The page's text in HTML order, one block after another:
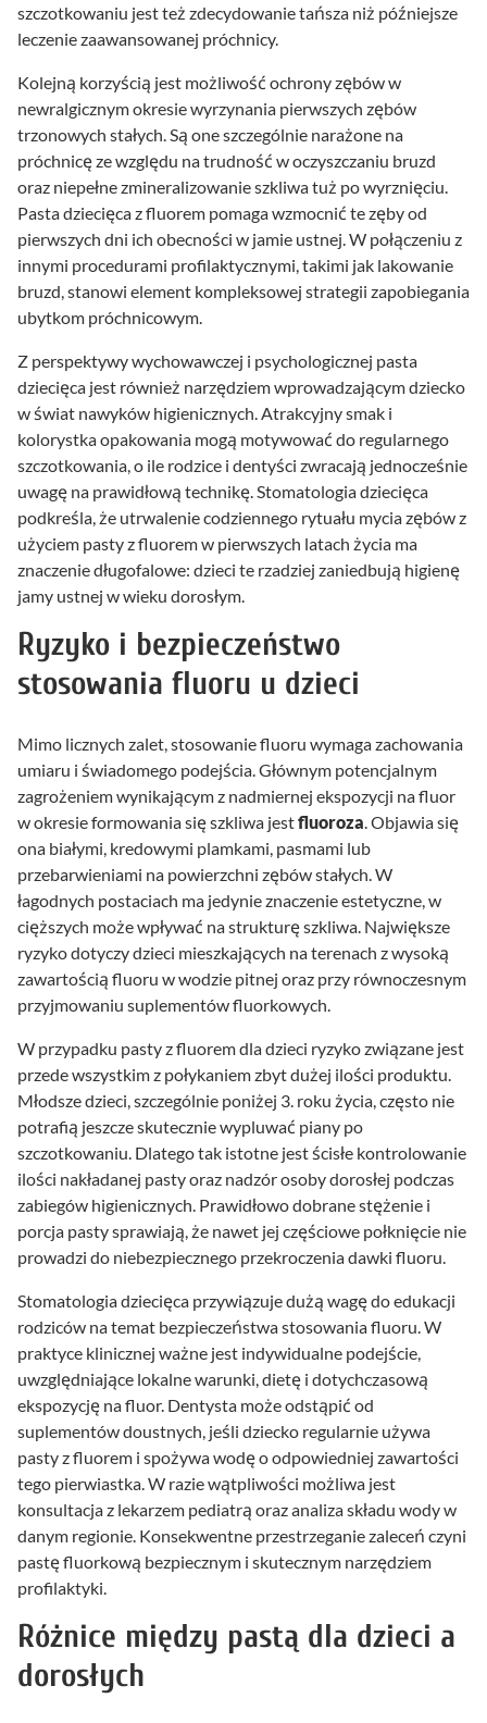
szczotkowaniu jest też zdecydowanie tańsza niż późniejsze
leczenie zaawansowanej próchnicy.
Kolejną korzyścią jest możliwość ochrony zębów w
newralgicznym okresie wyrzynania pierwszych zębów
trzonowych stałych. Są one szczególnie narażone na
próchnicę ze względu na trudność w oczyszczaniu bruzd
oraz niepełne zmineralizowanie szkliwa tuż po wyrznięciu.
Pasta dziecięca z fluorem pomaga wzmocnić te zęby od
pierwszych dni ich obecności w jamie ustnej. W połączeniu z
innymi procedurami profilaktycznymi, takimi jak lakowanie
bruzd, stanowi element kompleksowej strategii zapobiegania
ubytkom próchnicowym.
Z perspektywy wychowawczej i psychologicznej pasta
dziecięca jest również narzędziem wprowadzającym dziecko
w świat nawyków higienicznych. Atrakcyjny smak i
kolorystka opakowania mogą motywować do regularnego
szczotkowania, o ile rodzice i dentyści zwracają jednocześnie
uwagę na prawidłową technikę. Stomatologia dziecięca
podkreśla, że utrwalenie codziennego rytuału mycia zębów z
użyciem pasty z fluorem w pierwszych latach życia ma
znaczenie długofalowe: dzieci te rzadziej zaniedbują higienę
jamy ustnej w wieku dorosłym.
Ryzyko i bezpieczeństwo
stosowania fluoru u dzieci
Mimo licznych zalet, stosowanie fluoru wymaga zachowania
umiaru i świadomego podejścia. Głównym potencjalnym
zagrożeniem wynikającym z nadmiernej ekspozycji na fluor
w okresie formowania się szkliwa jestfluoroza. Objawia się
ona białymi, kredowymi plamkami, pasmami lub
przebarwieniami na powierzchni zębów stałych. W
łagodnych postaciach ma jedynie znaczenie estetyczne, w
cięższych może wpływać na strukturę szkliwa. Największe
ryzyko dotyczy dzieci mieszkających na terenach z wysoką
zawartością fluoru w wodzie pitnej oraz przy równoczesnym
przyjmowaniu suplementów fluorkowych.
W przypadku pasty z fluorem dla dzieci ryzyko związane jest
przede wszystkim z połykaniem zbyt dużej ilości produktu.
Młodsze dzieci, szczególnie poniżej 3. roku życia, często nie
potrafią jeszcze skutecznie wypluwać piany po
szczotkowaniu. Dlatego tak istotne jest ścisłe kontrolowanie
ilości nakładanej pasty oraz nadzór osoby dorosłej podczas
zabiegów higienicznych. Prawidłowo dobrane stężenie i
porcja pasty sprawiają, że nawet jej częściowe połknięcie nie
prowadzi do niebezpiecznego przekroczenia dawki fluoru.
Stomatologia dziecięca przywiązuje dużą wagę do edukacji
rodziców na temat bezpieczeństwa stosowania fluoru. W
praktyce klinicznej ważne jest indywidualne podejście,
uwzględniające lokalne warunki, dietę i dotychczasową
ekspozycję na fluor. Dentysta może odstąpić od
suplementów doustnych, jeśli dziecko regularnie używa
pasty z fluorem i spożywa wodę o odpowiedniej zawartości
tego pierwiastka. W razie wątpliwości możliwa jest
konsultacja z lekarzem pediatrą oraz analiza składu wody w
danym regionie. Konsekwentne przestrzeganie zaleceń czyni
pastę fluorkową bezpiecznym i skutecznym narzędziem
profilaktyki.
Różnice między pastą dla dzieci a
dorosłych